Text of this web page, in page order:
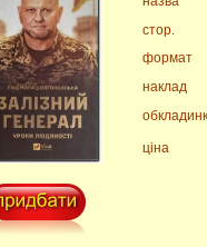
стор.
формат
наклад
ціна